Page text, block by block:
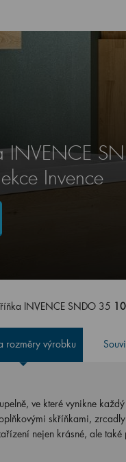
INVENCE
Invence
INVENCE SNDO 35
rozměry výrobku
ve které vynikne
skříňkami,
nejen krásné, ale také